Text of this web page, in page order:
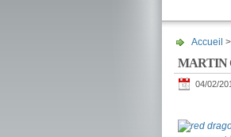
Accueil >
MARTIN
04/02/